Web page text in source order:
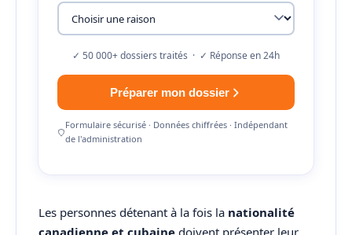
✓ 50 000+ dossiers traités · ✓ Réponse en 24h
Préparer mon dossier
Formulaire sécurisé · Données chiffrées · Indépendant
de l'administration
Les personnes détenant à la fois la nationalité
canadienne et cubaine doivent présenter leur